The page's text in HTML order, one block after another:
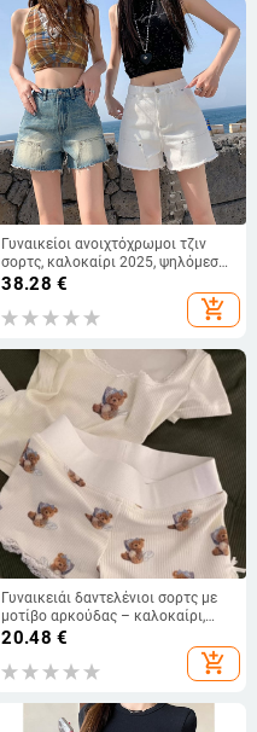
Γυναικείοι ανοιχτόχρωμοι τζιν
σορτς, καλοκαίρι 2025, ψηλόμεσα,
με φριζέ τελειώματα, γραμμή Α,
ανάστημα
38.28 €
add_shopping_cart
Γυναικειάι δαντελένιοι σορτς με
μοτίβο αρκούδας – καλοκαίρι,
ελαφριοί, ψηλή μέση, άνετα casual
20.48 €
add_shopping_cart